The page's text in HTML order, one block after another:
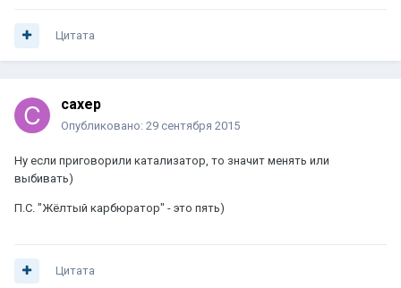
Цитата
caxep
Опубликовано: 29 сентября 2015
Ну если приговорили катализатор, то значит менять или
выбивать)
П.С. "Жёлтый карбюратор" - это пять)
Цитата